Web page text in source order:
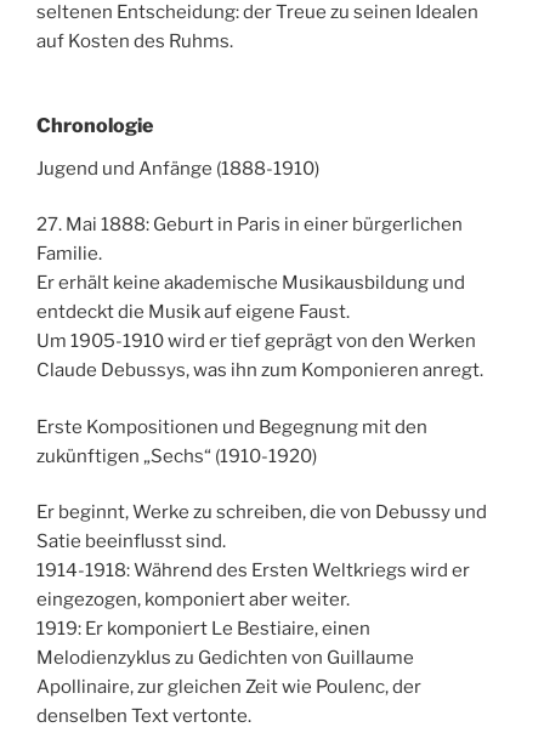
seltenen Entscheidung: der Treue zu seinen Idealen
auf Kosten des Ruhms.
Chronologie
Jugend und Anfänge (1888-1910)
27. Mai 1888: Geburt in Paris in einer bürgerlichen
Familie.
Er erhält keine akademische Musikausbildung und
entdeckt die Musik auf eigene Faust.
Um 1905-1910 wird er tief geprägt von den Werken
Claude Debussys, was ihn zum Komponieren anregt.
Erste Kompositionen und Begegnung mit den
zukünftigen „Sechs“ (1910-1920)
Er beginnt, Werke zu schreiben, die von Debussy und
Satie beeinflusst sind.
1914-1918: Während des Ersten Weltkriegs wird er
eingezogen, komponiert aber weiter.
1919: Er komponiert Le Bestiaire, einen
Melodienzyklus zu Gedichten von Guillaume
Apollinaire, zur gleichen Zeit wie Poulenc, der
denselben Text vertonte.